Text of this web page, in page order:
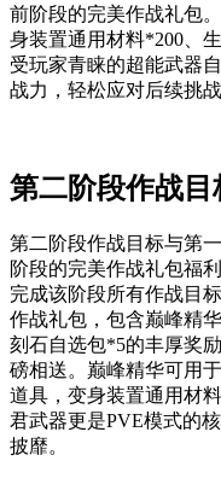
前阶段的完美作战礼包
身装置通用材料*200、
受玩家青睐的超能武器
战力，轻松应对后续挑战
第二阶段作战目
第二阶段作战目标与第
阶段的完美作战礼包福
完成该阶段所有作战目
作战礼包，包含巅峰精
刻石自选包*5的丰厚奖
磅相送。巅峰精华可用
道具，变身装置通用材
君武器更是PVE模式的
披靡。